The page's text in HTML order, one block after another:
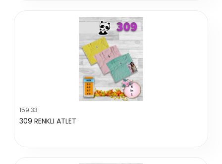
159.33
309 RENKLI ATLET